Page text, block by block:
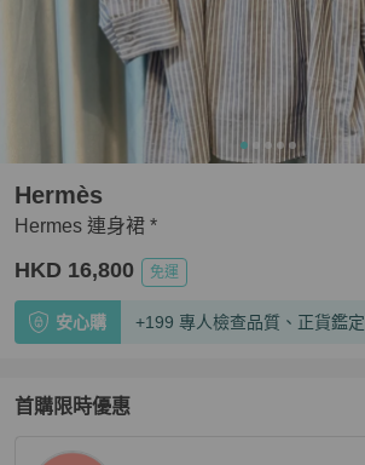
Hermes 連身裙 *
Hermès
HKD 16,800 免運
安心購 +199 專人檢查品質、正貨鑑定
首購限時優惠